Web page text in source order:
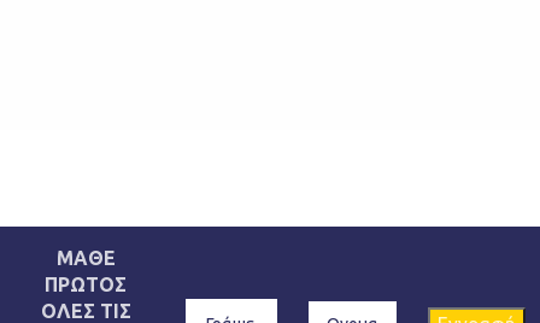
ΜΑΘΕ
ΠΡΩΤΟΣ
ΟΛΕΣ ΤΙΣ